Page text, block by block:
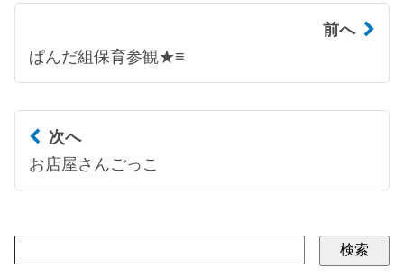
前へ
ぱんだ組保育参観★≡
次へ
お店屋さんごっこ
検索